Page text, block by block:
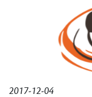
2017-12-04